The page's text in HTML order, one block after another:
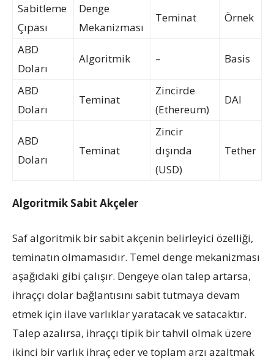
Sabitleme
Çıpası
Denge
Mekanizması
Teminat Örnek
ABD
Doları
Algoritmik – Basis
ABD
Doları
Teminat
Zincirde
(Ethereum)
DAI
ABD
Doları
Teminat
Zincir
dışında
(USD)
Tether
Algoritmik Sabit Akçeler
Saf algoritmik bir sabit akçenin belirleyici özelliği,
teminatın olmamasıdır. Temel denge mekanizması
aşağıdaki gibi çalışır. Dengeye olan talep artarsa,
ihraççı dolar bağlantısını sabit tutmaya devam
etmek için ilave varlıklar yaratacak ve satacaktır.
Talep azalırsa, ihraççı tipik bir tahvil olmak üzere
ikinci bir varlık ihraç eder ve toplam arzı azaltmak